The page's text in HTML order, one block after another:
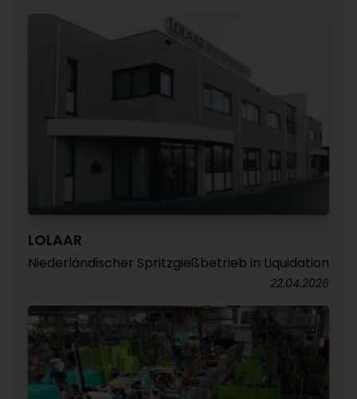
LOLAAR
Niederländischer Spritzgießbetrieb in Liquidation
22.04.2026